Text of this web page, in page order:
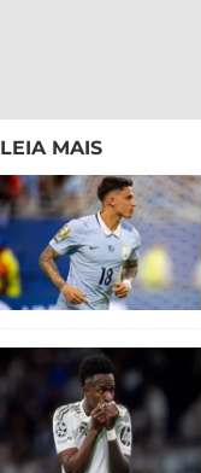
LEIA MAIS